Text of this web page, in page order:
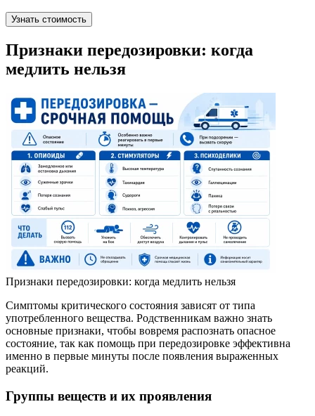
Узнать стоимость
Признаки передозировки: когда
медлить нельзя
Признаки передозировки: когда медлить нельзя
Симптомы критического состояния зависят от типа
употребленного вещества. Родственникам важно знать
основные признаки, чтобы вовремя распознать опасное
состояние, так как помощь при передозировке эффективна
именно в первые минуты после появления выраженных
реакций.
Группы веществ и их проявления